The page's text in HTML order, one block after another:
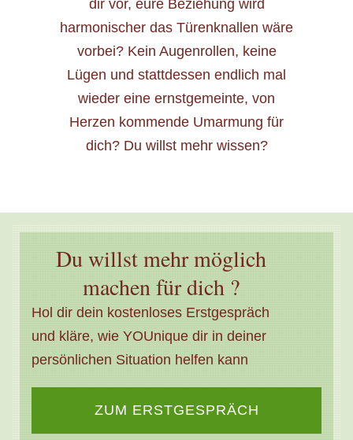
dir vor, eure Beziehung wird
harmonischer das Türenknallen wäre
vorbei? Kein Augenrollen, keine
Lügen und stattdessen endlich mal
wieder eine ernstgemeinte, von
Herzen kommende Umarmung für
dich? Du willst mehr wissen?
Du willst mehr möglich
machen für dich ?
Hol dir dein kostenloses Erstgespräch
und kläre, wie YOUnique dir in deiner
persönlichen Situation helfen kann
ZUM ERSTGESPRÄCH